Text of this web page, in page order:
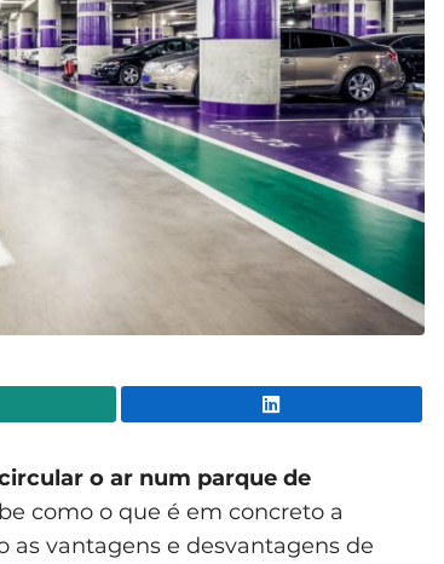
o ar num parque de
como o que é em concreto a
as vantagens e desvantagens de